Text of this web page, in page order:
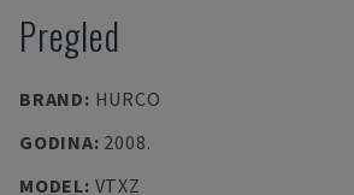
Pregled
BRAND: HURCO
GODINA: 2008.
MODEL: VTXZ